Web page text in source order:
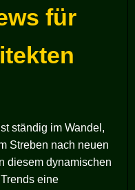
für
ständig im Wandel,
Streben nach neuen
diesem dynamischen
eine